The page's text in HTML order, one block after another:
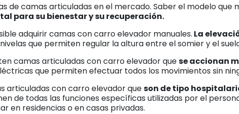
de camas articuladas en el mercado. Saber el modelo que
para su bienestar y su recuperación.
adquirir camas con carro elevador manuales. La
que permiten regular la altura entre el somier y el
camas articuladas con carro elevador quese accionan
que permiten efectuar todos los movimientos sin
articuladas con carro elevador queson de tipo
de todas las funciones específicas utilizadas por el
en residencias o en casas privadas.